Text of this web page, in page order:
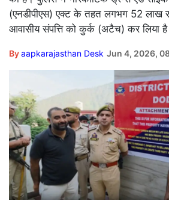
(एनडीपीएस) एक्ट के तहत लगभग 52 लाख
आवासीय संपत्ति को कुर्क (अटैच) कर लिया
Byaapkarajasthan Desk Jun 4, 2026,